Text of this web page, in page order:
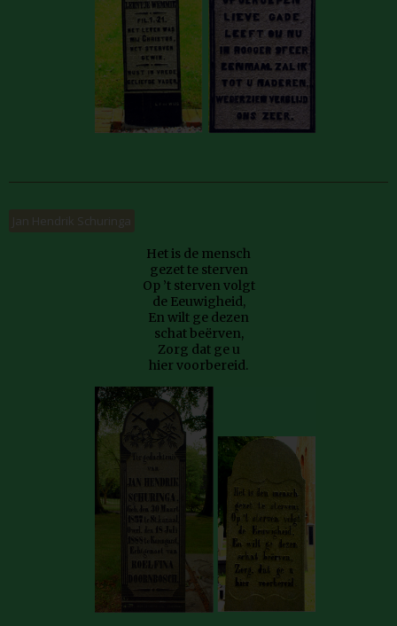
Jan Hendrik Schuringa
Het is de mensch
gezet te sterven
Op ’t sterven volgt
de Eeuwigheid,
En wilt ge dezen
schat beërven,
Zorg dat ge u
hier voorbereid.